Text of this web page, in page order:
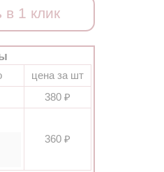
в 1 клик
цена за шт
380 ₽
360 ₽